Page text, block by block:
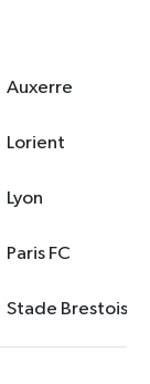
Auxerre
Lorient
Lyon
Paris FC
Stade Brestois